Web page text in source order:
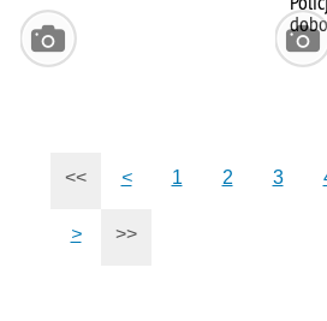
<< < 1 2 3
> >>